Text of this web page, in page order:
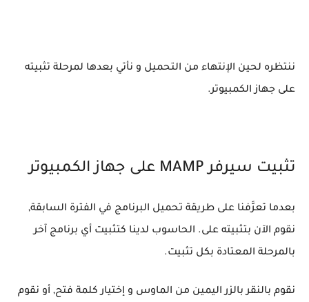
ننتظره لحين الإنتهاء من التحميل و نأتي بعدها لمرحلة تثبيته
على جهاز الكمبيوتر.
تثبيت سيرفر MAMP على جهاز الكمبيوتر
بعدما تعرَّفنا على طريقة تحميل البرنامج في الفترة السابقة,
نقوم الآن بتثبيته على. الحاسوب لدينا كتثبيت أي برنامج آخر
بالمرحلة المعتادة بكل تثبيت.
نقوم بالنقر بالزر اليمين من الماوس و إختيار كلمة فتح, أو نقوم